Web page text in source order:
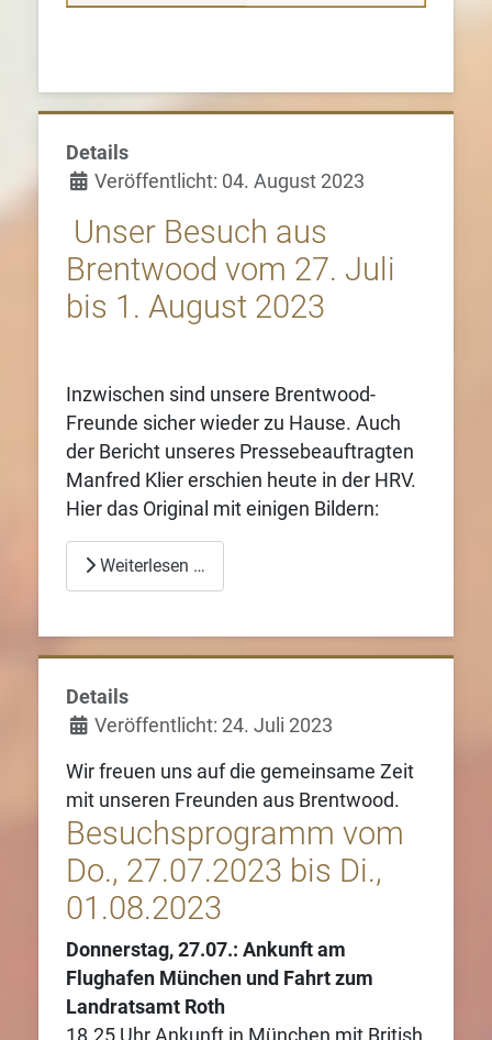
Details
Veröffentlicht: 04. August 2023
Unser Besuch aus
Brentwood vom 27. Juli
bis 1. August 2023
Inzwischen sind unsere Brentwood-
Freunde sicher wieder zu Hause. Auch
der Bericht unseres Pressebeauftragten
Manfred Klier erschien heute in der HRV.
Hier das Original mit einigen Bildern:
Weiterlesen …
Details
Veröffentlicht: 24. Juli 2023
Wir freuen uns auf die gemeinsame Zeit
mit unseren Freunden aus Brentwood.
Besuchsprogramm vom
Do., 27.07.2023 bis Di.,
01.08.2023
Donnerstag, 27.07.: Ankunft am
Flughafen München und Fahrt zum
Landratsamt Roth